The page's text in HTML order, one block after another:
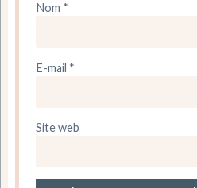
Nom *
E-mail *
Site web